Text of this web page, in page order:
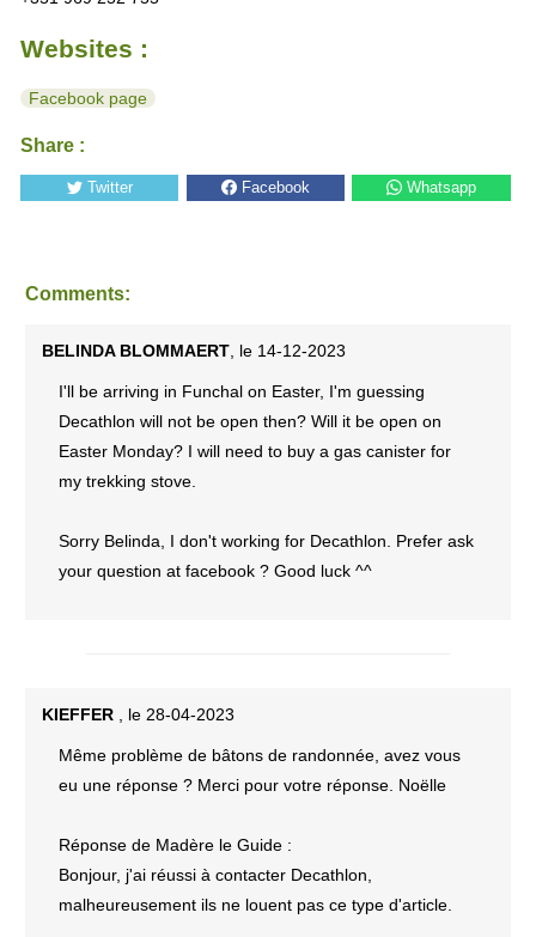
Websites :
Facebook page
Share :
Twitter Facebook Whatsapp
Comments:
BELINDA BLOMMAERT, le 14-12-2023
I'll be arriving in Funchal on Easter, I'm guessing
Decathlon will not be open then? Will it be open on
Easter Monday? I will need to buy a gas canister for
my trekking stove.
Sorry Belinda, I don't working for Decathlon. Prefer ask
your question at facebook ? Good luck ^^
KIEFFER , le 28-04-2023
Même problème de bâtons de randonnée, avez vous
eu une réponse ? Merci pour votre réponse. Noëlle
Réponse de Madère le Guide :
Bonjour, j'ai réussi à contacter Decathlon,
malheureusement ils ne louent pas ce type d'article.